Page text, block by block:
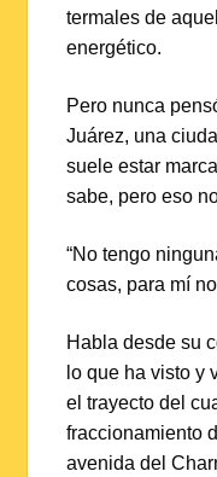
termales de
energético.
Pero nunca
Juárez, una
suele estar
sabe, pero eso
“No tengo
cosas, para mí
Habla desde su
lo que ha visto y
el trayecto del
fraccionamiento
avenida del